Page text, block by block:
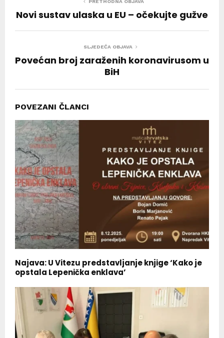
Novi sustav ulaska u EU – očekujte gužve
SLJEDEĆA OBJAVA
Povećan broj zaraženih koronavirusom u
BiH
POVEZANI ČLANCI
Najava: U Vitezu predstavljanje knjige ‘Kako je
opstala Lepenička enklava’